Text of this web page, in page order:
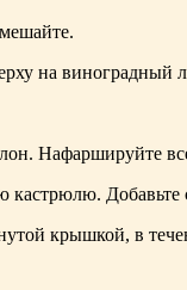
на виноградный
Нафаршируйте
Добавьте
крышкой, в